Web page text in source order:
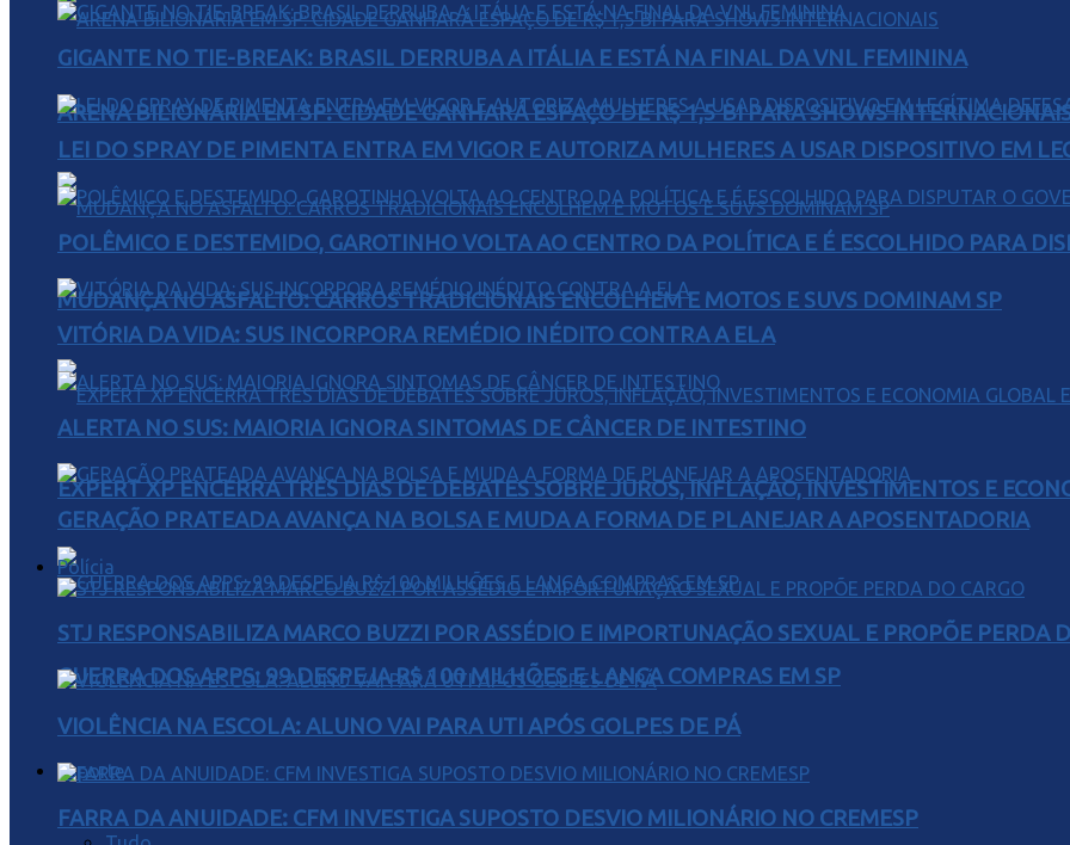
ARENA BILIONÁRIA EM SP: CIDADE GANHARÁ ESPAÇO DE R$ 1,5 BI PARA SHOWS
MUDANÇA NO ASFALTO: CARROS TRADICIONAIS ENCOLHEM E MOTOS E SUVS DOMINAM SP
EXPERT XP ENCERRA TRÊS DIAS DE DEBATES SOBRE JUROS, INFLAÇÃO, INVESTIMENTOS E
GUERRA DOS APPS: 99 DESPEJA R$ 100 MILHÕES E LANÇA COMPRAS EM SP
Esporte
GIGANTE NO TIE-BREAK: BRASIL DERRUBA A ITÁLIA E ESTÁ NA FINAL DA VNL FEMININA
LEI DO SPRAY DE PIMENTA ENTRA EM VIGOR E AUTORIZA MULHERES A USAR DISPOSITIVO EM
POLÊMICO E DESTEMIDO, GAROTINHO VOLTA AO CENTRO DA POLÍTICA E É ESCOLHIDO PARA
VITÓRIA DA VIDA: SUS INCORPORA REMÉDIO INÉDITO CONTRA A ELA
ALERTA NO SUS: MAIORIA IGNORA SINTOMAS DE CÂNCER DE INTESTINO
GERAÇÃO PRATEADA AVANÇA NA BOLSA E MUDA A FORMA DE PLANEJAR A APOSENTADORIA
Polícia
STJ RESPONSABILIZA MARCO BUZZI POR ASSÉDIO E IMPORTUNAÇÃO SEXUAL E PROPÕE PERDA
VIOLÊNCIA NA ESCOLA: ALUNO VAI PARA UTI APÓS GOLPES DE PÁ
FARRA DA ANUIDADE: CFM INVESTIGA SUPOSTO DESVIO MILIONÁRIO NO CREMESP